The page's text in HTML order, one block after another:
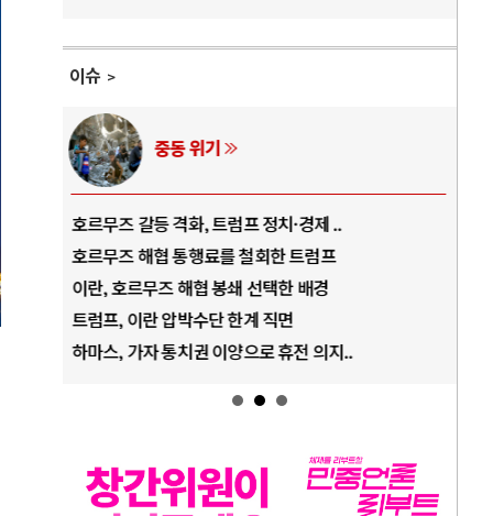
이슈
트럼프 정치·경제 ..
를 철회한 트럼프
봉쇄 선택한 배경
한계 직면
이양으로 휴전 의지..
중국 AI, 저가 공세로 글로벌 토큰
AI 국부펀드 구상 놓고 미국 진보
AI 데이터센터 반대 투쟁은 새로
AI의 숨은 환경 비용: 데이터센터
AI는 어떻게 미국 민주주의를 잠